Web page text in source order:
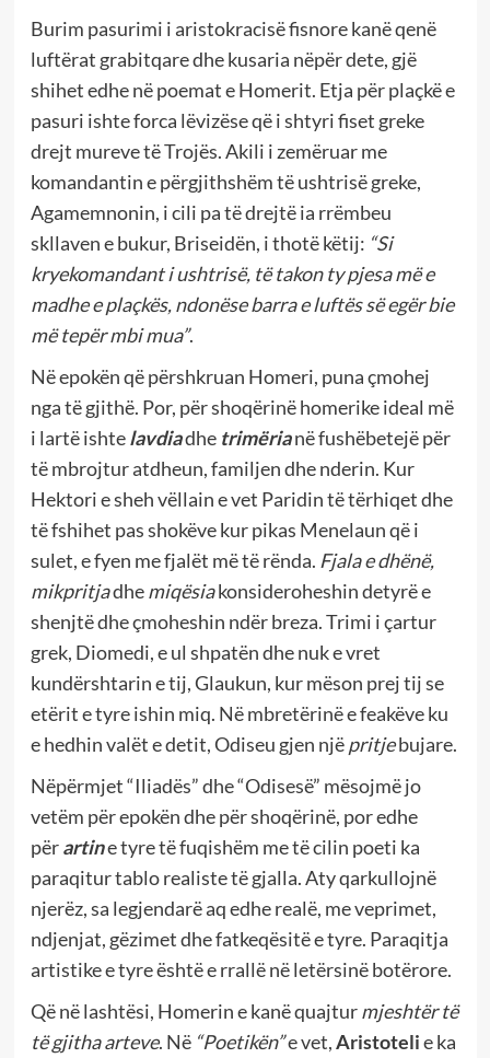
Burim pasurimi i aristokracisë fisnore kanë qenë
luftërat grabitqare dhe kusaria nëpër dete, gjë
shihet edhe në poemat e Homerit. Etja për plaçkë e
pasuri ishte forca lëvizëse që i shtyri fiset greke
drejt mureve të Trojës. Akili i zemëruar me
komandantin e përgjithshëm të ushtrisë greke,
Agamemnonin, i cili pa të drejtë ia rrëmbeu
skllaven e bukur, Briseidën, i thotë këtij: “Si
kryekomandant i ushtrisë, të takon ty pjesa më e
madhe e plaçkës, ndonëse barra e luftës së egër bie
më tepër mbi mua”.
Në epokën që përshkruan Homeri, puna çmohej
nga të gjithë. Por, për shoqërinë homerike ideal më
i lartë ishte lavdiadhe trimëria në fushëbetejë për
të mbrojtur atdheun, familjen dhe nderin. Kur
Hektori e sheh vëllain e vet Paridin të tërhiqet dhe
të fshihet pas shokëve kur pikas Menelaun që i
sulet, e fyen me fjalët më të rënda. Fjala e dhënë,
mikpritjadhe miqësia konsideroheshin detyrë e
shenjtë dhe çmoheshin ndër breza. Trimi i çartur
grek, Diomedi, e ul shpatën dhe nuk e vret
kundërshtarin e tij, Glaukun, kur mëson prej tij se
etërit e tyre ishin miq. Në mbretërinë e feakëve ku
e hedhin valët e detit, Odiseu gjen një pritje bujare.
Nëpërmjet “Iliadës” dhe “Odisesë” mësojmë jo
vetëm për epokën dhe për shoqërinë, por edhe
për artine tyre të fuqishëm me të cilin poeti ka
paraqitur tablo realiste të gjalla. Aty qarkullojnë
njerëz, sa legjendarë aq edhe realë, me veprimet,
ndjenjat, gëzimet dhe fatkeqësitë e tyre. Paraqitja
artistike e tyre është e rrallë në letërsinë botërore.
Që në lashtësi, Homerin e kanë quajtur mjeshtër të
të gjitha arteve. Në “Poetikën”e vet,Aristotelie ka